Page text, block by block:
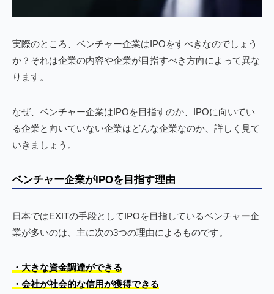
実際のところ、ベンチャー企業はIPOをすべきなのでしょう
か？それは企業の内容や企業が目指すべき方向によって異な
ります。
なぜ、ベンチャー企業はIPOを目指すのか、IPOに向いてい
る企業と向いていない企業はどんな企業なのか、詳しく見て
いきましょう。
ベンチャー企業がIPOを目指す理由
日本ではEXITの手段としてIPOを目指しているベンチャー企
業が多いのは、主に次の3つの理由によるものです。
・大きな資金調達ができる
・会社が社会的な信用が獲得できる